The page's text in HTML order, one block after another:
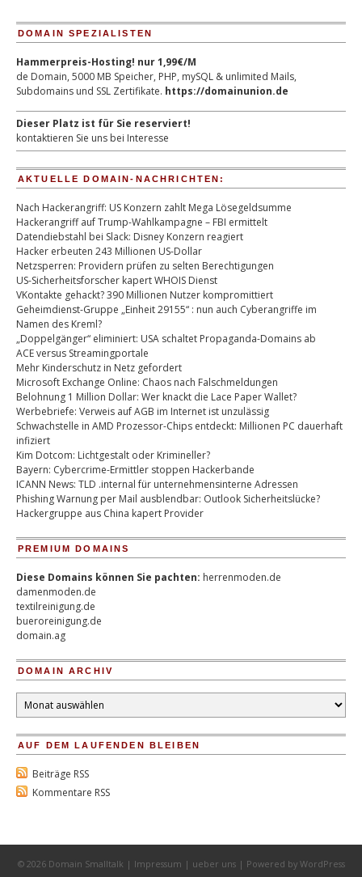
DOMAIN SPEZIALISTEN
Hammerpreis-Hosting! nur 1,99€/M
de Domain, 5000 MB Speicher, PHP, mySQL & unlimited Mails,
Subdomains und SSL Zertifikate. https://domainunion.de
Dieser Platz ist für Sie reserviert!
kontaktieren Sie uns bei Interesse
AKTUELLE DOMAIN-NACHRICHTEN:
Nach Hackerangriff: US Konzern zahlt Mega Lösegeldsumme
Hackerangriff auf Trump-Wahlkampagne – FBI ermittelt
Datendiebstahl bei Slack: Disney Konzern reagiert
Hacker erbeuten 243 Millionen US-Dollar
Netzsperren: Providern prüfen zu selten Berechtigungen
US-Sicherheitsforscher kapert WHOIS Dienst
VKontakte gehackt? 390 Millionen Nutzer kompromittiert
Geheimdienst-Gruppe „Einheit 29155“ : nun auch Cyberangriffe im
Namen des Kreml?
„Doppelgänger“ eliminiert: USA schaltet Propaganda-Domains ab
ACE versus Streamingportale
Mehr Kinderschutz in Netz gefordert
Microsoft Exchange Online: Chaos nach Falschmeldungen
Belohnung 1 Million Dollar: Wer knackt die Lace Paper Wallet?
Werbebriefe: Verweis auf AGB im Internet ist unzulässig
Schwachstelle in AMD Prozessor-Chips entdeckt: Millionen PC dauerhaft
infiziert
Kim Dotcom: Lichtgestalt oder Krimineller?
Bayern: Cybercrime-Ermittler stoppen Hackerbande
ICANN News: TLD .internal für unternehmensinterne Adressen
Phishing Warnung per Mail ausblendbar: Outlook Sicherheitslücke?
Hackergruppe aus China kapert Provider
PREMIUM DOMAINS
Diese Domains können Sie pachten: herrenmoden.de
damenmoden.de
textilreinigung.de
bueroreinigung.de
domain.ag
DOMAIN ARCHIV
Domain
Archiv
AUF DEM LAUFENDEN BLEIBEN
Beiträge RSS
Kommentare RSS
© 2026 Domain Smalltalk | Impressum | ueber uns| Powered by WordPress